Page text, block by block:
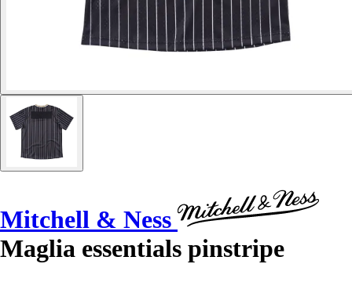
Mitchell & Ness
Maglia essentials pinstripe